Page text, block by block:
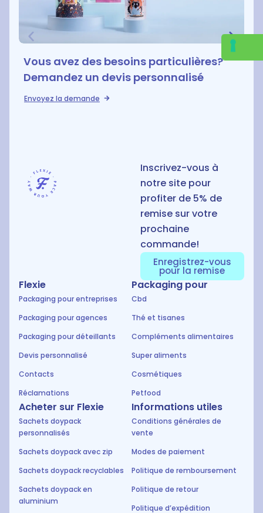
Vous avez des besoins particulières?
Demandez un devis personnalisé
Envoyez la demande
Inscrivez-vous à
notre site pour
profiter de 5% de
remise sur votre
prochaine
commande!
Enregistrez-vous
pour la remise
Flexie
Packaging pour entreprises
Packaging pour agences
Packaging pour déteillants
Devis personnalisé
Contacts
Réclamations
Acheter sur Flexie
Sachets doypack
personnalisés
Sachets doypack avec zip
Sachets doypack recyclables
Sachets doypack en
aluminium
Packaging pour
Cbd
Thé et tisanes
Compléments alimentaires
Super aliments
Cosmétiques
Petfood
Informations utiles
Conditions générales de
vente
Modes de paiement
Politique de remboursement
Politique de retour
Politique d’expédition